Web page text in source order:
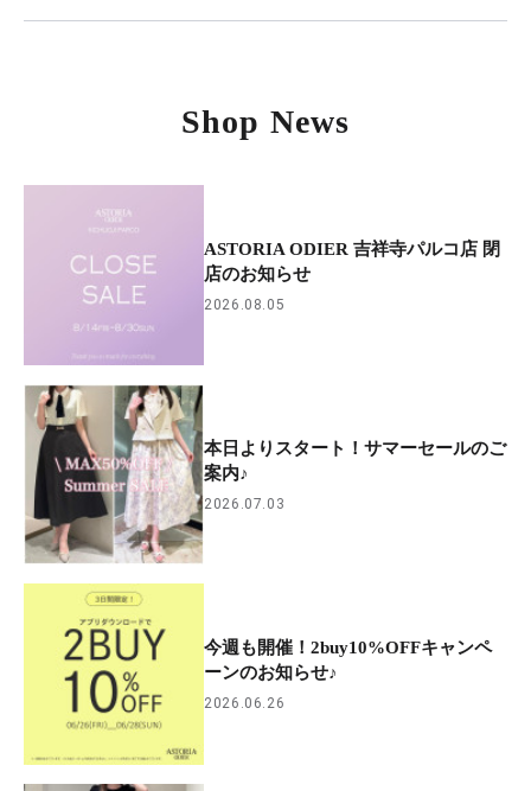
Shop News
ASTORIA ODIER 吉祥寺パルコ店 閉
店のお知らせ
2026.08.05
本日よりスタート！サマーセールのご
案内♪
2026.07.03
今週も開催！2buy10%OFFキャンペ
ーンのお知らせ♪
2026.06.26